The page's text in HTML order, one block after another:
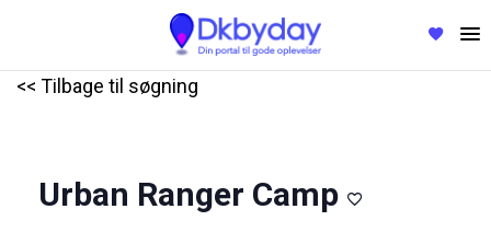
<< Tilbage til søgning
Urban Ranger Camp